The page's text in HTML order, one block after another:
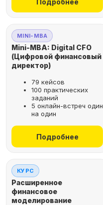
MINI-MBA
Mini-MBA: Digital CFO
(Цифровой финансовый
директор)
79 кейсов
100 практических
заданий
5 онлайн-встреч один
на один
Подробнее
КУРС
Расширенное
финансовое
моделирование